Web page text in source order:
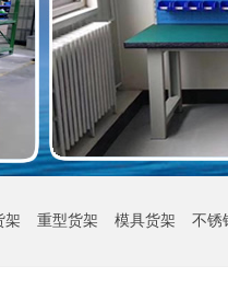
架 重型货架 模具货架 不锈